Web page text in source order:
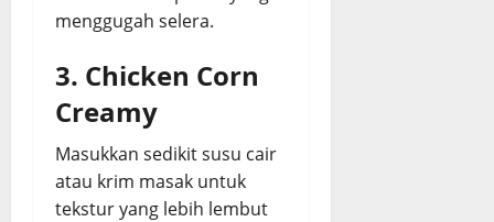
menggugah selera.
3. Chicken Corn
Creamy
Masukkan sedikit susu cair
atau krim masak untuk
tekstur yang lebih lembut